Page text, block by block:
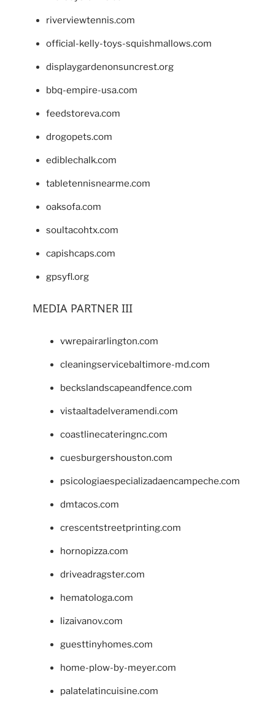
riverviewtennis.com
official-kelly-toys-squishmallows.com
displaygardenonsuncrest.org
bbq-empire-usa.com
feedstoreva.com
drogopets.com
ediblechalk.com
tabletennisnearme.com
oaksofa.com
soultacohtx.com
capishcaps.com
gpsyfl.org
MEDIA PARTNER III
vwrepairarlington.com
cleaningservicebaltimore-md.com
beckslandscapeandfence.com
vistaaltadelveramendi.com
coastlinecateringnc.com
cuesburgershouston.com
psicologiaespecializadaencampeche.com
dmtacos.com
crescentstreetprinting.com
hornopizza.com
driveadragster.com
hematologa.com
lizaivanov.com
guesttinyhomes.com
home-plow-by-meyer.com
palatelatincuisine.com